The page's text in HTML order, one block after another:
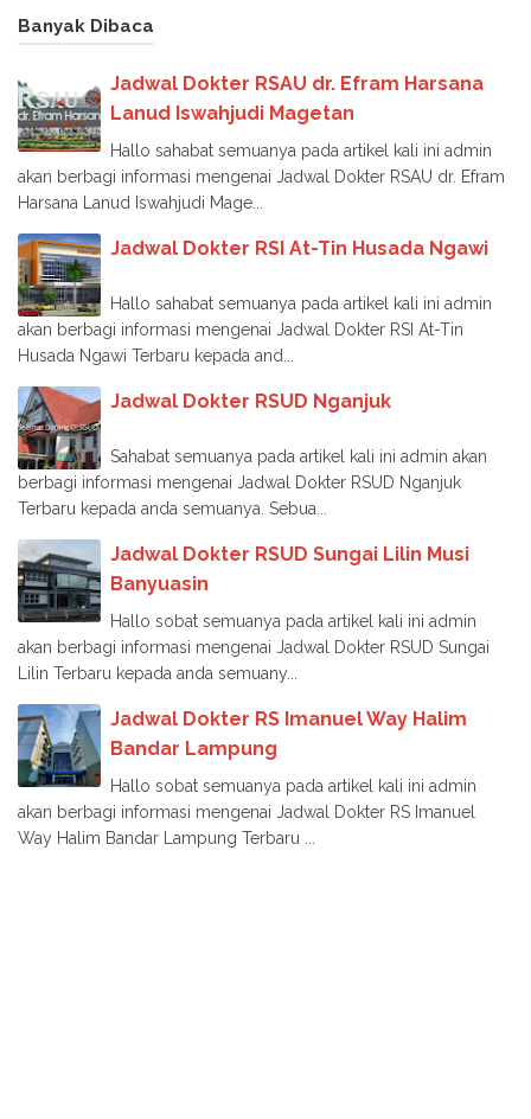
Banyak Dibaca
Jadwal Dokter RSAU dr. Efram Harsana
Lanud Iswahjudi Magetan
Hallo sahabat semuanya pada artikel kali ini admin
akan berbagi informasi mengenai Jadwal Dokter RSAU dr. Efram
Harsana Lanud Iswahjudi Mage...
Jadwal Dokter RSI At-Tin Husada Ngawi
Hallo sahabat semuanya pada artikel kali ini admin
akan berbagi informasi mengenai Jadwal Dokter RSI At-Tin
Husada Ngawi Terbaru kepada and...
Jadwal Dokter RSUD Nganjuk
Sahabat semuanya pada artikel kali ini admin akan
berbagi informasi mengenai Jadwal Dokter RSUD Nganjuk
Terbaru kepada anda semuanya. Sebua...
Jadwal Dokter RSUD Sungai Lilin Musi
Banyuasin
Hallo sobat semuanya pada artikel kali ini admin
akan berbagi informasi mengenai Jadwal Dokter RSUD Sungai
Lilin Terbaru kepada anda semuany...
Jadwal Dokter RS Imanuel Way Halim
Bandar Lampung
Hallo sobat semuanya pada artikel kali ini admin
akan berbagi informasi mengenai Jadwal Dokter RS Imanuel
Way Halim Bandar Lampung Terbaru ...